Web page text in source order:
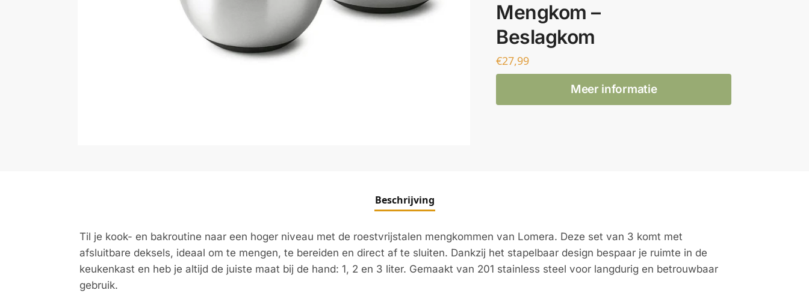
Mengkom –
Beslagkom
€27,99
Meer informatie
Beschrijving
Til je kook- en bakroutine naar een hoger niveau met de roestvrijstalen mengkommen van Lomera. Deze set van 3 komt met
afsluitbare deksels, ideaal om te mengen, te bereiden en direct af te sluiten. Dankzij het stapelbaar design bespaar je ruimte in de
keukenkast en heb je altijd de juiste maat bij de hand: 1, 2 en 3 liter. Gemaakt van 201 stainless steel voor langdurig en betrouwbaar
gebruik.